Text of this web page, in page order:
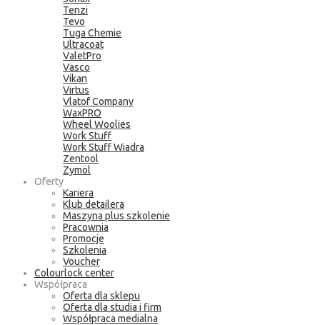
Tenzi
Tevo
Tuga Chemie
Ultracoat
ValetPro
Vasco
Vikan
Virtus
Vlatof Company
WaxPRO
Wheel Woolies
Work Stuff
Work Stuff Wiadra
Zentool
Zymöl
Oferty
Kariera
Klub detailera
Maszyna plus szkolenie
Pracownia
Promocje
Szkolenia
Voucher
Colourlock center
Współpraca
Oferta dla sklepu
Oferta dla studia i firm
Współpraca medialna